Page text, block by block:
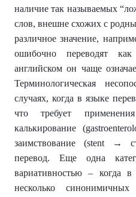
наличие так называемых
слов, внешне схожих с
различное значение,
ошибочно переводят
английском он чаще
Терминологическая
случаях, когда в языке
что требует
калькирование
заимствование (stent →
перевод. Еще одна
вариативностью – когда в
несколько